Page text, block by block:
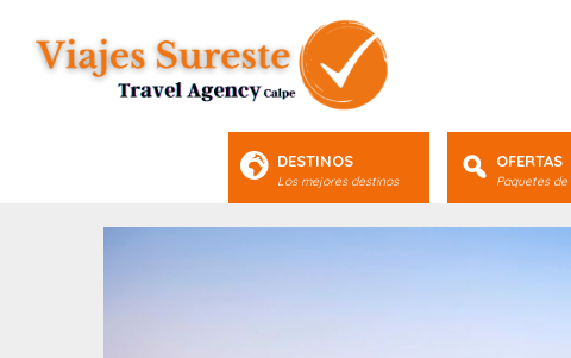
DESTINOS
Los mejores destinos
OFERTAS
Paquetes